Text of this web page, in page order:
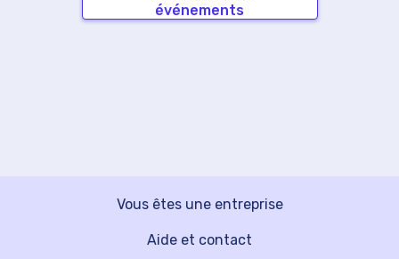
événements
Vous êtes une entreprise
Aide et contact